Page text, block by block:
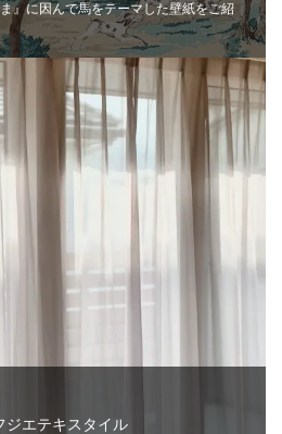
』に因んで馬をテーマした壁紙をご紹
ジエテキスタイル